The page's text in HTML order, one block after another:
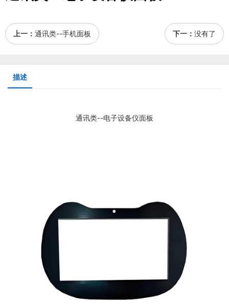
上一： 通讯类--手机面板 下一： 没有了
描述
通讯类--电子设备仪面板